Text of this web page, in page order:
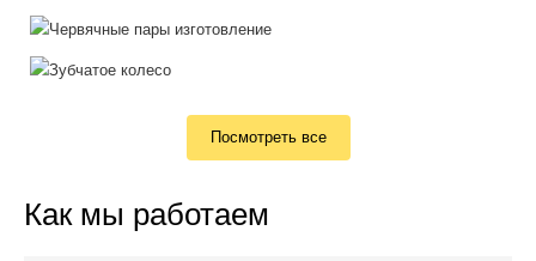
Посмотреть все
Как мы работаем